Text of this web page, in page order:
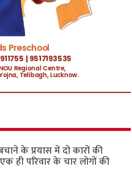
के प्रयास में दो कारों की
ही परिवार के चार लोगों की